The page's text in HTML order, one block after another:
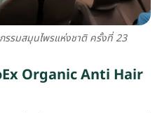
รรมสมุนไพรแห่งชาติ ครั้งที่ 23
Organic Anti Hair